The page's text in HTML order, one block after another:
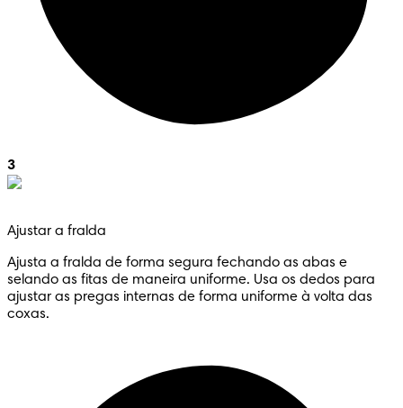
3
Ajustar a fralda
Ajusta a fralda de forma segura fechando as abas e
selando as fitas de maneira uniforme. Usa os dedos para
ajustar as pregas internas de forma uniforme à volta das
coxas.